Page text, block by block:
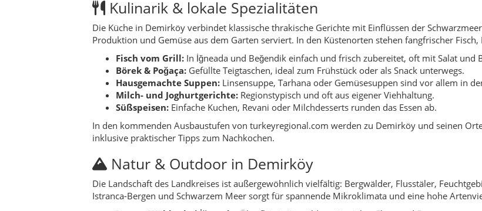
Die Landschaft des Landkreises ist außergewöhnlich vielfältig: Bergwälder, Flusstäler,
Istranca-Bergen und Schwarzem Meer sorgt für spannende Mikroklimata und eine hohe
Longoz-Wälder bei İğneada:Überflutete Auwälder mit reicher Flora und Fauna.
Mert- und Erikli-See:Stille Gewässer mit Schilfgürteln und Vogelbeobachtungspunkten.
Flussläufe:Kleine Bäche und Flüsse schlängeln sich durch die Täler der Istranca-Berge.
Küstenlinie:Sandstrände, Dünen und zum Teil naturbelassene Uferzonen.
Waldwege: Ideal für Spaziergänge, Trailrunning oder Mountainbike-Touren.
Feste & Veranstaltungen
In Demirköy spielen lokale Feste eine wichtige Rolle. Neben religiösen Feiertagen gibt es im
zusammenkommt.
Über turkeyregional.com können später feste, jährlich wiederkehrende Veranstaltungen –
eigenem Abschnitt aufgeführt werden, damit Gäste ihre Reise langfristig planen können.